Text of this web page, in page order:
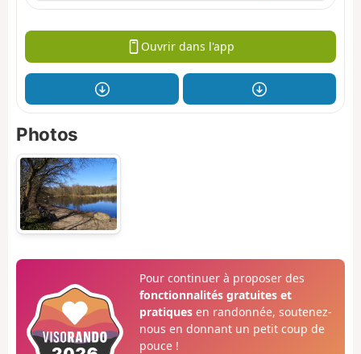
Ouvrir dans l'app
Photos
Pour continuer à proposer des
fonctionnalités gratuites et
pratiquesen randonnée, soutenez-
nous en donnant un petit coup de
pouce !